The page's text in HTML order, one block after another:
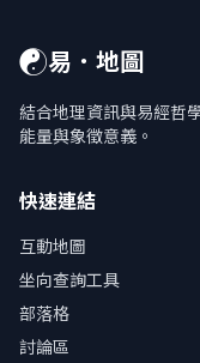
☯易．地圖
結合地理資訊與易經哲
能量與象徵意義。
快速連結
互動地圖
坐向查詢工具
部落格
討論區